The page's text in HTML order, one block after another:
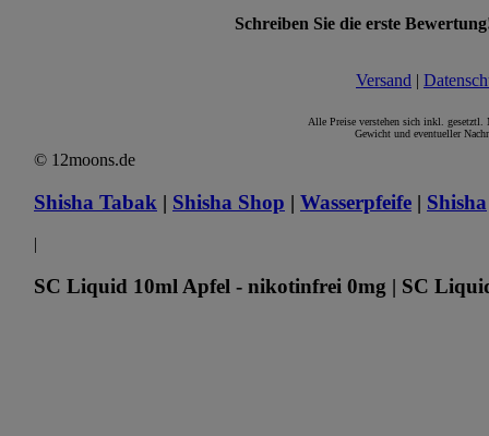
Schreiben Sie die erste
Versand |
Alle Preise verstehen sich inkl.
Gewicht und eventueller
© 12moons.de
Shisha Tabak | Shisha Shop | Wasserpfeife | Shisha
|
SC Liquid 10ml Apfel - nikotinfrei 0mg | SC